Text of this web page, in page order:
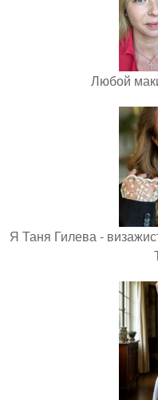
Любой
Я Таня Гилева -